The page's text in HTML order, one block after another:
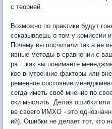
с теорией.
Возможно по практике будут
ссказываешь о том у комиссии
Почему вы посчитали так а не
ивные методы в сравнении с
ра... как вы понимаете
кое внутренние факторы или
ременное состояние
сегда иметь своё мнение по
ски мыслить. Делая ошибки или
ве своего ИМХО - это
ий). Ошибки не делает тот, кто